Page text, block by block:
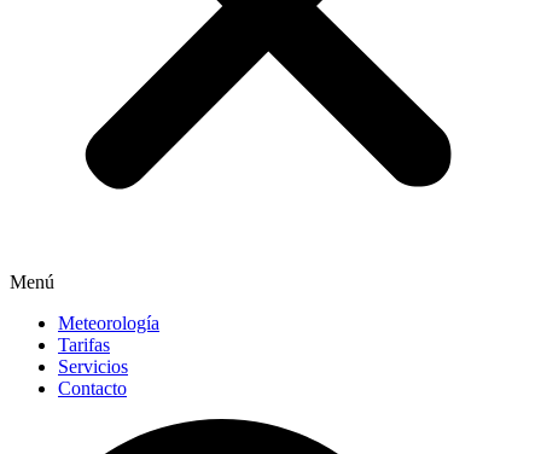
Menú
Meteorología
Tarifas
Servicios
Contacto